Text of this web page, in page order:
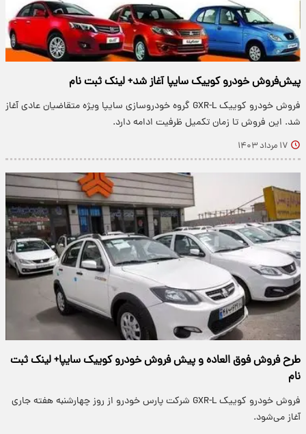
پیش‌فروش خودرو کوییک سایپا آغاز شد+ لینک ثبت نام
فروش خودرو کوییک GXR-L گروه خودروسازی سایپا ویژه متقاضیان عادی آغاز
شد. این فروش تا زمان تکمیل ظرفیت ادامه دارد.
۱۷ مرداد ۱۴۰۳
طرح فروش فوق العاده و پیش فروش خودرو کوییک سایپا+ لینک ثبت
نام
فروش خودرو کوییک GXR-L شرکت پارس خودرو از روز چهارشنبه هفته جاری
آغاز می‌شود.